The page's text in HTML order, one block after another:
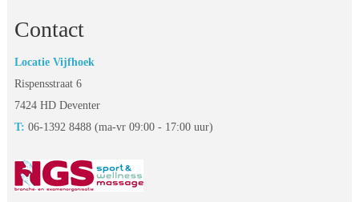
Contact
Locatie Vijfhoek
Rispensstraat 6
7424 HD Deventer
T: 06-1392 8488 (ma-vr 09:00 - 17:00 uur)